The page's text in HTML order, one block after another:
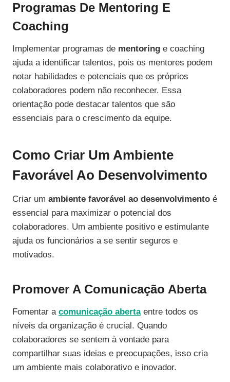
Programas De Mentoring E
Coaching
Implementar programas de mentoring e coaching
ajuda a identificar talentos, pois os mentores podem
notar habilidades e potenciais que os próprios
colaboradores podem não reconhecer. Essa
orientação pode destacar talentos que são
essenciais para o crescimento da equipe.
Como Criar Um Ambiente
Favorável Ao Desenvolvimento
Criar um ambiente favorável ao desenvolvimento é
essencial para maximizar o potencial dos
colaboradores. Um ambiente positivo e estimulante
ajuda os funcionários a se sentir seguros e
motivados.
Promover A Comunicação Aberta
Fomentar a comunicação abertaentre todos os
níveis da organização é crucial. Quando
colaboradores se sentem à vontade para
compartilhar suas ideias e preocupações, isso cria
um ambiente mais colaborativo e inovador.